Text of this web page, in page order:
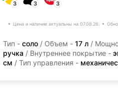
3 3 3
Цена и наличие актуальны на 07.08.26.
Тип - соло / Объем - 17 л /
ручка / Внутреннее покрытие -
см / Тип управления -